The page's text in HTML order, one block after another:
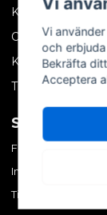
Kontakta oss
Om oss
Köpvillkor
Tips & trix
SOCIALA
Facebook
Instagram
TikTok
Vi
och
Bekräfta
Acceptera